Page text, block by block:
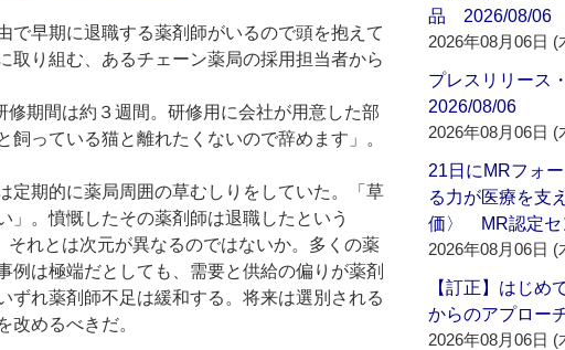
早期に退職する薬剤師がいるので頭を抱えて
取り組む、あるチェーン薬局の採用担当者から
期間は約３週間。研修用に会社が用意した部
っている猫と離れたくないので辞めます」。
期的に薬局周囲の草むしりをしていた。「草
」。憤慨したその薬剤師は退職したという
れとは次元が異なるのではないか。多くの薬
は極端だとしても、需要と供給の偏りが薬剤
ずれ薬剤師不足は緩和する。将来は選別される
改めるべきだ。
品 2026/08/06
2026年08月06日 (
プレスリリース
2026/08/06
2026年08月06日 (
21日にMRフォ
る力が医療を支
価〉 MR認定セ
2026年08月06日 (
【訂正】はじ
からのアプロー
2026年08月06日 (